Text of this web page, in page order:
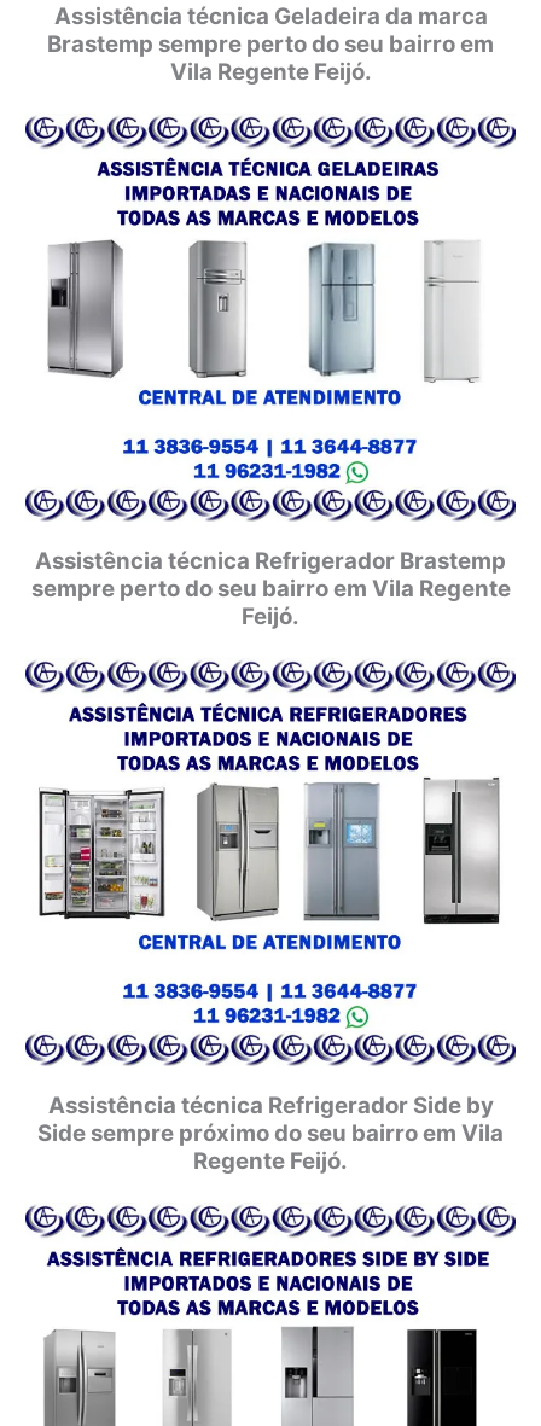
Assistência técnica Geladeira da marca
Brastemp sempre perto do seu bairro em
Vila Regente Feijó.
Assistência técnica Refrigerador Brastemp
sempre perto do seu bairro em Vila Regente
Feijó.
Assistência técnica Refrigerador Side by
Side sempre próximo do seu bairro em Vila
Regente Feijó.